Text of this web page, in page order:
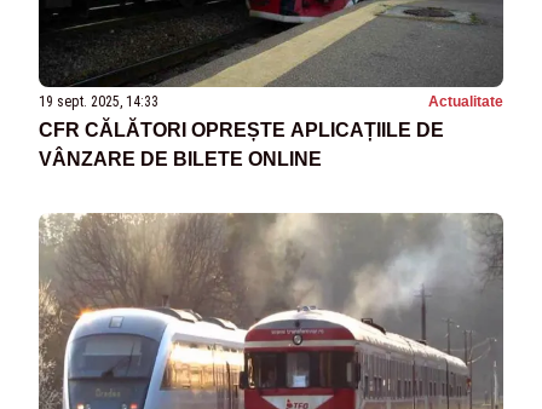
19 sept. 2025, 14:33 Actualitate
CFR CĂLĂTORI OPREȘTE APLICAȚIILE DE
VÂNZARE DE BILETE ONLINE